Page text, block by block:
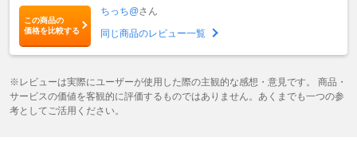
この商品の
価格を比較する
ちっち@さん
同じ商品のレビュー一覧
※レビューは実際にユーザーが使用した際の主観的な感想・意見です。 商品・
サービスの価値を客観的に評価するものではありません。あくまでも一つの参
考としてご活用ください。